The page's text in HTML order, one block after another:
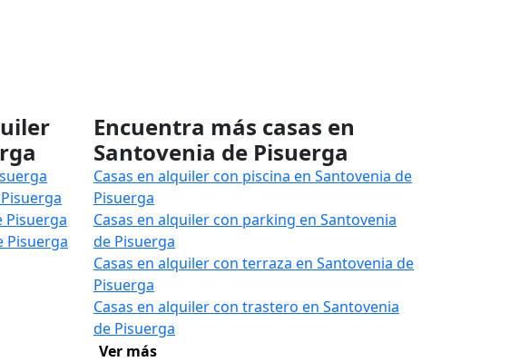
Pisuerga
Pisuerga
Encuentra más casas en
Santovenia de Pisuerga
Casas en alquiler con piscina en Santovenia de
Pisuerga
Casas en alquiler con parking en Santovenia
de Pisuerga
Casas en alquiler con terraza en Santovenia de
Pisuerga
Casas en alquiler con trastero en Santovenia
de Pisuerga
Ver más